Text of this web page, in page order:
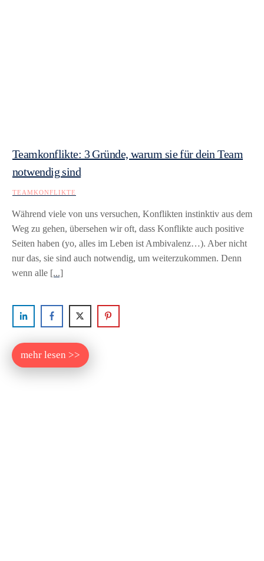
Teamkonflikte: 3 Gründe, warum sie für dein Team
notwendig sind
TEAMKONFLIKTE
Während viele von uns versuchen, Konflikten instinktiv aus dem
Weg zu gehen, übersehen wir oft, dass Konflikte auch positive
Seiten haben (yo, alles im Leben ist Ambivalenz…). Aber nicht
nur das, sie sind auch notwendig, um weiterzukommen. Denn
wenn alle [...]
mehr lesen >>